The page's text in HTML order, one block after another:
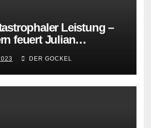
Leistung –
feuert Julian
DER GOCKEL